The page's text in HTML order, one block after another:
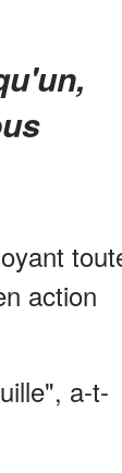
action
a-t-